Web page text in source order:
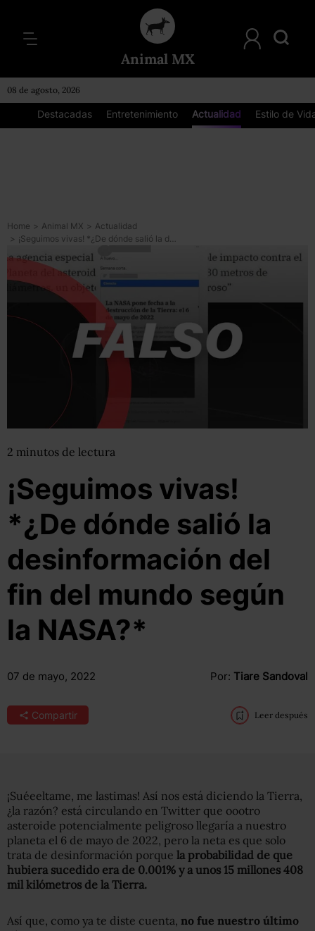
Animal MX
08 de agosto, 2026
Destacadas Entretenimiento Actualidad Estilo de
Home > Animal MX > Actualidad
>
¡Seguimos vivas! *¿De dónde salió la desinformación del fin del mundo según la NASA?*
2 minutos de lectura
¡Seguimos vivas!
*¿De dónde salió la
desinformación del
fin del mundo según
la NASA?*
07 de mayo, 2022 Por: Tiare Sandoval
Compartir Leer después
¡Suéeeltame, me lastimas! Así nos está diciendo la Tierra,
¿la razón? está circulando en Twitter que oootro
asteroide potencialmente peligroso llegaría a nuestro
planeta el 6 de mayo de 2022, pero la neta es que solo
trata de desinformación porque la probabilidad de que
hubiera sucedido era de 0.001% y a unos 15 millones 408
mil kilómetros de la Tierra.
Así que, como ya te diste cuenta, no fue nuestro último